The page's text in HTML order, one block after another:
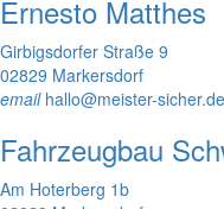
Ernesto Matthes
Girbigsdorfer Straße 9
02829 Markersdorf
emailhallo@meister-sicher.de
Fahrzeugbau
Am Hoterberg 1b